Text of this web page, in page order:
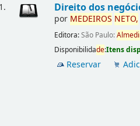
1. Direito dos
por MEDEIROS NETO,
Editora:São Paulo:
Disponibilidade:Itens
Reservar